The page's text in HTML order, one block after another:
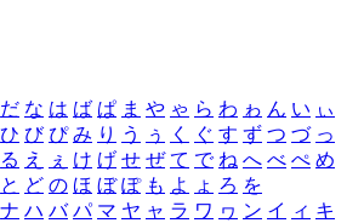
だ な は ば ぱ ま や ゃ ら わ ゎ ん い ぃ
ひ び ぴ み り う ぅ く ぐ す ず つ づ っ
る え ぇ け げ せ ぜ て で ね へ べ ぺ め
と ど の ほ ぼ ぽ も よ ょ ろ を
ナ ハ バ パ マ ヤ ャ ラ ワ ヮ ン イ ィ キ